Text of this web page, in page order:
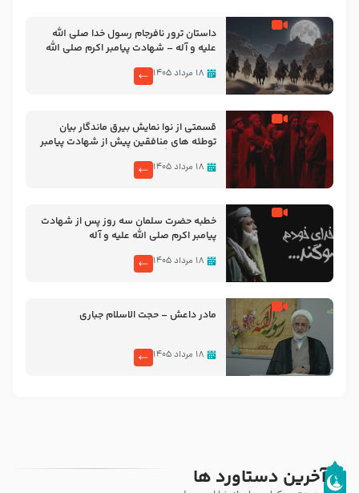
‌‌‌‌‌‌‌داستان ترور نافرجام رسول خدا صلی الله
علیه و آله – شهادت پیامبر اکرم صلی الله
۱۸ مرداد ۱۴۰۵
قسمتی از نوا نمایش بیرق ماندگار بیان
توطئه های منافقین پیش از شهادت پیامبر
۱۸ مرداد ۱۴۰۵
خطبه حضرت سلمان سه روز پس از شهادت
پیامبر اکرم صلی الله علیه و آله
۱۸ مرداد ۱۴۰۵
مادر داعش – حجت الاسلام جباری
۱۸ مرداد ۱۴۰۵
آخرین دستاورد ها